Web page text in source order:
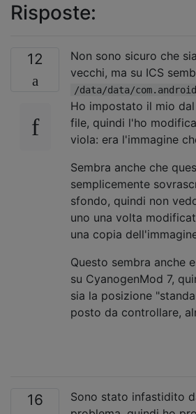
Risposte:
12
Non sono sicuro che
vecchi, ma su ICS
/data/data/
Ho impostato il mio
file, quindi l'ho
viola: era l'immagine
Sembra anche che
semplicemente
sfondo, quindi non
uno una volta
una copia
Questo sembra anche
su CyanogenMod 7,
sia la posizione
posto da controllare,
16
Sono stato infastidito